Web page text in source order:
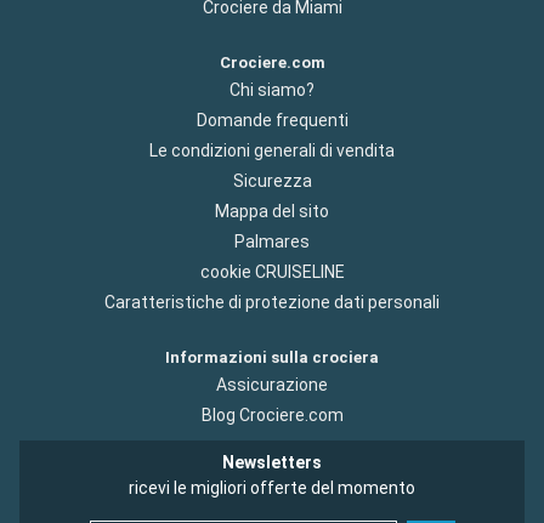
Crociere da Miami
Crociere.com
Chi siamo?
Domande frequenti
Le condizioni generali di vendita
Sicurezza
Mappa del sito
Palmares
cookie CRUISELINE
Caratteristiche di protezione dati personali
Informazioni sulla crociera
Assicurazione
Blog Crociere.com
Newsletters
ricevi le migliori offerte del momento